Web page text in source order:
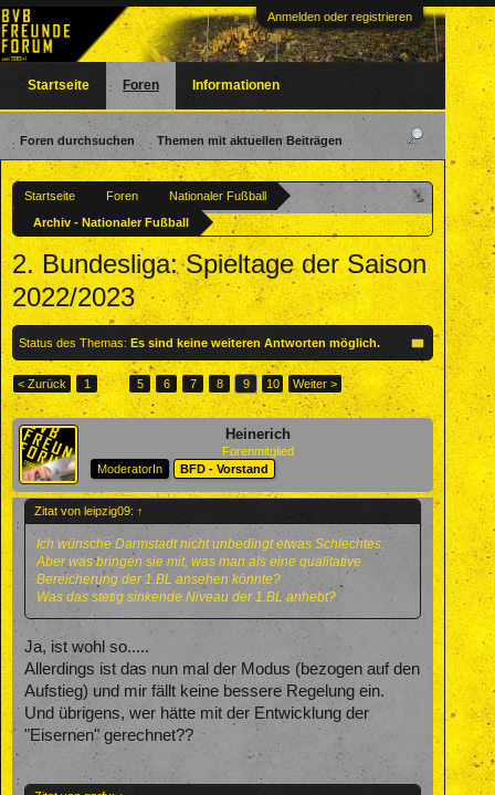
Anmelden oder registrieren
Startseite Foren
Nationaler Fußball
Archiv - Nationaler Fußball
2. Bundesliga: Spieltage der Saison
2022/2023
Status des Themas: Es sind keine weiteren Antworten möglich.
< Zurück 1 ← 5 6 7 8 9 10 Weiter >
Heinerich
Forenmitglied
ModeratorIn
BFD - Vorstand
Zitat von leipzig09: ↑
Ich wünsche Darmstadt nicht unbedingt etwas Schlechtes.
Aber was bringen sie mit, was man als eine qualitative
Bereicherung der 1.BL ansehen könnte?
Was das stetig sinkende Niveau der 1.BL anhebt?
Ja, ist wohl so.....
Allerdings ist das nun mal der Modus (bezogen auf den
Aufstieg) und mir fällt keine bessere Regelung ein.
Und übrigens, wer hätte mit der Entwicklung der
"Eisernen" gerechnet??
Startseite Foren
Foren durchsuchen Themen mit aktuellen Beiträgen
Informationen